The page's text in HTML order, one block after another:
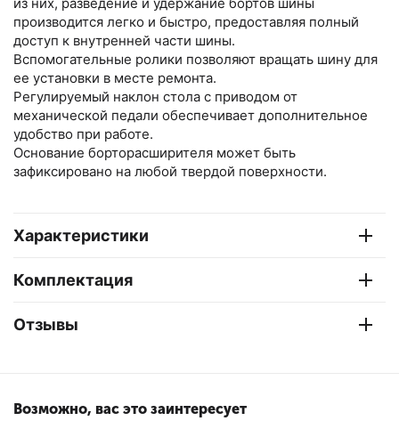
производится легко и быстро, предоставляя полный
доступ к внутренней части шины.
Вспомогательные ролики позволяют вращать шину для
ее установки в месте ремонта.
Регулируемый наклон стола с приводом от
механической педали обеспечивает дополнительное
удобство при работе.
Основание борторасширителя может быть
зафиксировано на любой твердой поверхности.
Характеристики
Комплектация
Отзывы
Возможно, вас это заинтересует